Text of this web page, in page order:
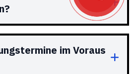
im Voraus